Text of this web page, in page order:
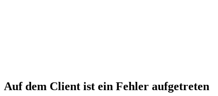
Auf dem Client ist ein Fehler aufgetreten